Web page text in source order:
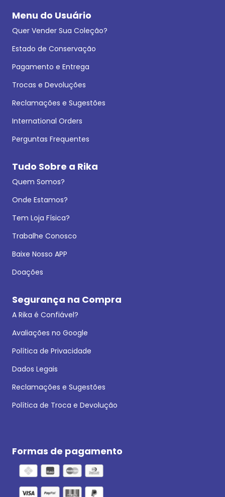
Menu do Usuário
Quer Vender Sua Coleção?
Estado de Conservação
Pagamento e Entrega
Trocas e Devoluções
Reclamações e Sugestões
International Orders
Perguntas Frequentes
Tudo Sobre a Rika
Quem Somos?
Onde Estamos?
Tem Loja Física?
Trabalhe Conosco
Baixe Nosso APP
Doações
Segurança na Compra
A Rika é Confiável?
Avaliações no Google
Política de Privacidade
Dados Legais
Reclamações e Sugestões
Política de Troca e Devolução
Formas de pagamento